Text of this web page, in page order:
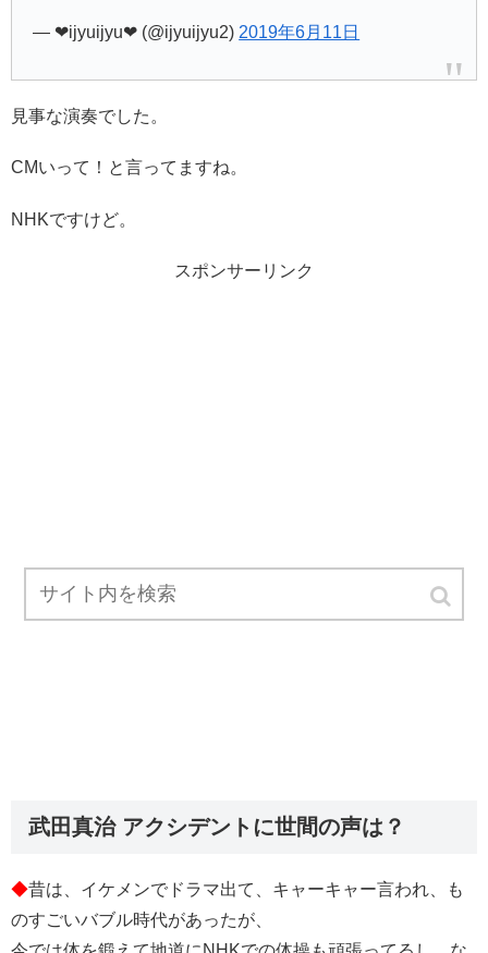
— ❤︎ijyuijyu❤︎ (@ijyuijyu2) 2019年6月11日
見事な演奏でした。
CMいって！と言ってますね。
NHKですけど。
スポンサーリンク
武田真治 アクシデントに世間の声は？
◆昔は、イケメンでドラマ出て、キャーキャー言われ、も
のすごいバブル時代があったが、